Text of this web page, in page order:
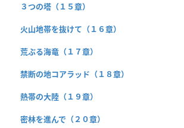
３つの塔（１５章）
火山地帯を抜けて（１６章）
荒ぶる海竜（１７章）
禁断の地コアラッド（１８章）
熱帯の大陸（１９章）
密林を進んで（２０章）